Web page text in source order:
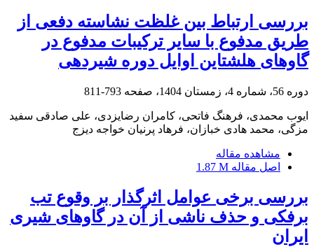
بررسی ارتباط بین غلظت نشاسته دفعی از
طریق مدفوع با سایر ترکیبات مدفوع در
گاوهای هلشتاین اوایل دوره شیردهی
دوره 56، شماره 4، زمستان 1404، صفحه 793-811
ایوب محمدی، فرهنگ فاتحی، کامران رضایزدی، علی صادقی سفید
مزگی، محمد هادی خبازان، فرهاد پرنیان خواجه دیزج
مشاهده مقاله
اصل مقاله 1.87 M
بررسی برخی عوامل اثرگذار بر وقوع تب
برفکی و حذف ناشی از آن در گاوهای شیری
ایران